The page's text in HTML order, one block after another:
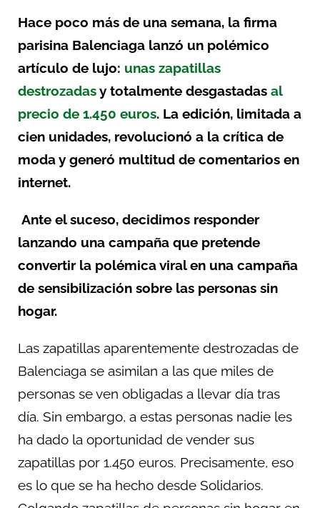
Hace poco más de una semana, la firma
parisina Balenciaga lanzó un polémico
artículo de lujo: unas zapatillas
destrozadasy totalmente desgastadas al
precio de 1.450 euros. La edición, limitada a
cien unidades, revolucionó a la crítica de
moda y generó multitud de comentarios en
internet.
Ante el suceso, decidimos responder
lanzando una campaña que pretende
convertir la polémica viral en una campaña
de sensibilización sobre las personas sin
hogar.
Las zapatillas aparentemente destrozadas de
Balenciaga se asimilan a las que miles de
personas se ven obligadas a llevar día tras
día. Sin embargo, a estas personas nadie les
ha dado la oportunidad de vender sus
zapatillas por 1.450 euros. Precisamente, eso
es lo que se ha hecho desde Solidarios.